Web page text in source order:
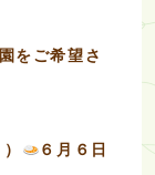
をご希望さ
６月６日